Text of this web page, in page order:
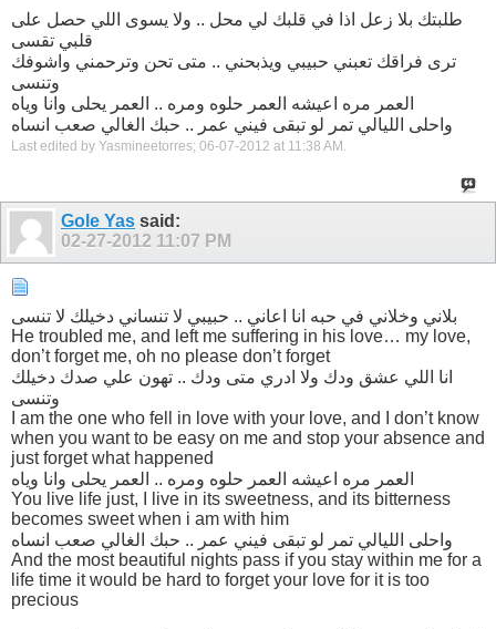
طلبتك بلا زعل اذا في قلبك لي محل .. ولا يسوى اللي حصل على
قلبي تقسى
ترى فراقك تعبني حبيبي ويذبحني .. متى تحن وترحمني واشوفك
وتنسى
العمر مره اعيشه العمر حلوه ومره .. العمر يحلى وانا وياه
واحلى الليالي تمر لو تبقى فيني عمر .. حبك الغالي صعب انساه
Last edited by Yasmineetorres; 06-07-2012 at 11:38 AM .
Gole Yas said:
02-27-2012 11:07 PM
بلاني وخلاني في حبه انا اعاني .. حبيبي لا تنساني دخيلك لا تنسى
He troubled me, and left me suffering in his love… my love,
don’t forget me, oh no please don’t forget
انا اللي عشق ودك ولا ادري متى ودك .. تهون علي صدك دخيلك
وتنسى
I am the one who fell in love with your love, and I don’t know
when you want to be easy on me and stop your absence and
just forget what happened
العمر مره اعيشه العمر حلوه ومره .. العمر يحلى وانا وياه
You live life just, I live in its sweetness, and its bitterness
becomes sweet when i am with him
واحلى الليالي تمر لو تبقى فيني عمر .. حبك الغالي صعب انساه
And the most beautiful nights pass if you stay within me for a
life time it would be hard to forget your love for it is too
precious